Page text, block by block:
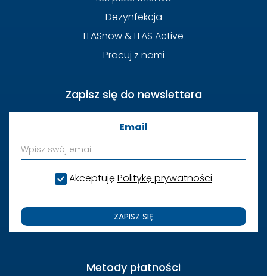
Dezynfekcja
ITASnow & ITAS Active
Pracuj z nami
Zapisz się do newslettera
Email
AkceptujęPolitykę prywatności
ZAPISZ SIĘ
Metody płatności